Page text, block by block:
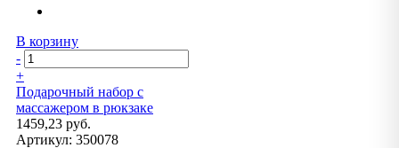
В корзину
-
+
Подарочный набор с
массажером в рюкзаке
1459,23 руб.
Артикул: 350078